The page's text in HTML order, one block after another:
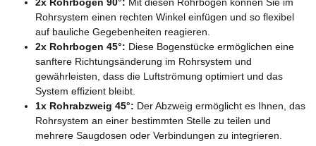
Rohrsystem einen rechten Winkel einfügen und so flexibel
auf bauliche Gegebenheiten reagieren.
2x Rohrbogen 45°: Diese Bogenstücke ermöglichen eine
sanftere Richtungsänderung im Rohrsystem und
gewährleisten, dass die Luftströmung optimiert und das
System effizient bleibt.
1x Rohrabzweig 45°: Der Abzweig ermöglicht es Ihnen, das
Rohrsystem an einer bestimmten Stelle zu teilen und
mehrere Saugdosen oder Verbindungen zu integrieren.